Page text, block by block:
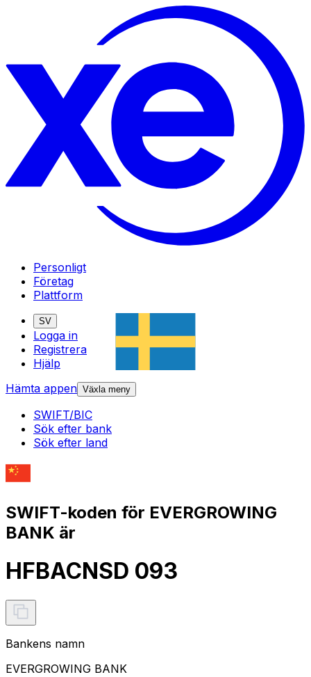
Personligt
Företag
Plattform
SV
Logga in
Registrera
Hjälp
Hämta appen Växla meny
SWIFT/BIC
Sök efter bank
Sök efter land
SWIFT-koden för EVERGROWING
BANK är
HFBACNSD 093
Bankens namn
EVERGROWING BANK